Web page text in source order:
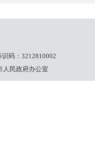
码：3212810002
人民政府办公室